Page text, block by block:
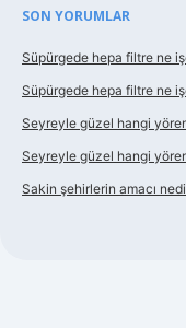
SON YORUMLAR
Süpürgede hepa filtre ne
Süpürgede hepa filtre ne
Seyreyle güzel hangi
Seyreyle güzel hangi
Sakin şehirlerin amacı